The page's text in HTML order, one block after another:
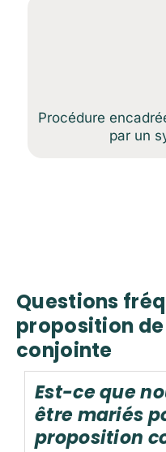
Procédure
par un
Questions
proposition
conjointe
Est-ce que
être mariés
proposition